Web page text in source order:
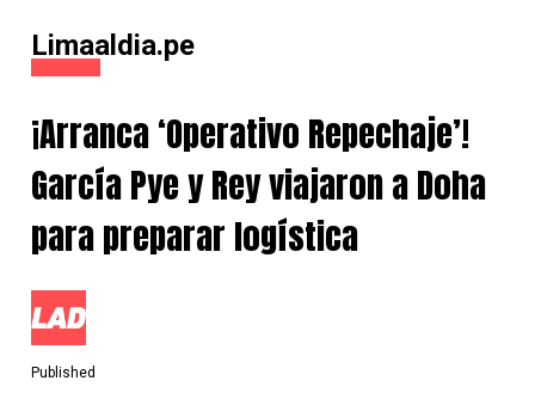
Limaaldia.pe
¡Arranca ‘Operativo Repechaje’!
García Pye y Rey viajaron a Doha
para preparar logística
Published